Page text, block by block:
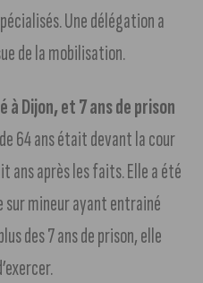
Une délégation a
de la mobilisation.
à Dijon, et 7 ans de prison
64 ans était devant la cour
ans après les faits. Elle a été
sur mineur ayant entrainé
des 7 ans de prison, elle